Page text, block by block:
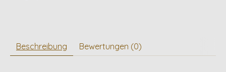
Beschreibung Bewertungen (0)